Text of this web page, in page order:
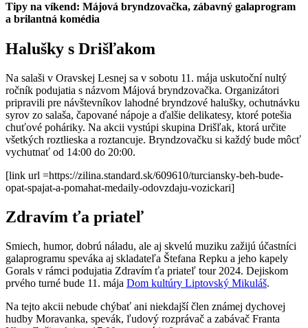
Tipy na víkend: Májová bryndzovačka, zábavný galaprogram
a brilantná komédia
Halušky s Drišľakom
Na salaši v Oravskej Lesnej sa v sobotu 11. mája uskutoční nultý
ročník podujatia s názvom Májová bryndzovačka. Organizátori
pripravili pre návštevníkov lahodné bryndzové halušky, ochutnávku
syrov zo salaša, čapované nápoje a ďalšie delikatesy, ktoré potešia
chuťové poháriky. Na akcii vystúpi skupina Drišľak, ktorá určite
všetkých roztlieska a roztancuje. Bryndzovačku si každý bude môcť
vychutnať od 14:00 do 20:00.
[link url =https://zilina.standard.sk/609610/turciansky-beh-bude-
opat-spajat-a-pomahat-medaily-odovzdaju-vozickari]
Zdravím ťa priateľ
Smiech, humor, dobrú náladu, ale aj skvelú muziku zažijú účastníci
galaprogramu speváka aj skladateľa Štefana Repku a jeho kapely
Gorals v rámci podujatia Zdravím ťa priateľ tour 2024. Dejiskom
prvého turné bude 11. mája Dom kultúry Liptovský Mikuláš.
Na tejto akcii nebude chýbať ani niekdajší člen známej dychovej
hudby Moravanka, spevák, ľudový rozprávač a zabávač Franta